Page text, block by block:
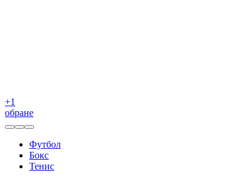
+1
обране
Футбол
Бокс
Тенис